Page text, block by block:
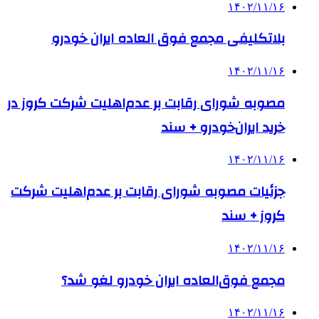
۱۴۰۲/۱۱/۱۶
بلاتکلیفی مجمع فوق العاده ایران خودرو
۱۴۰۲/۱۱/۱۶
مصوبه شورای رقابت بر عدم‌اهلیت شرکت کروز در
خرید ایران‌خودرو + سند
۱۴۰۲/۱۱/۱۶
جزئیات مصوبه شورای رقابت بر عدم‌اهلیت شرکت
کروز + سند
۱۴۰۲/۱۱/۱۶
مجمع فوق‌العاده ایران خودرو لغو شد؟
۱۴۰۲/۱۱/۱۶